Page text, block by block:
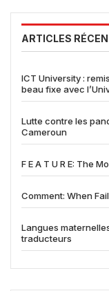
ARTICLES
ICT University :
beau fixe avec
Lutte contre les
Cameroun
F E A T U R E: The
Comment: When
Langues
traducteurs